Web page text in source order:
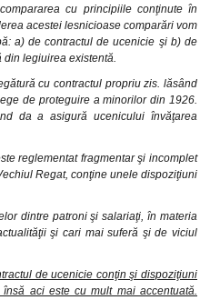
cu principiile conţinute în
acestei lesnicioase comparări vom
a) de contractul de ucenicie şi b) de
din legiuirea existentă.
cu contractul propriu zis. lăsând
de proteguire a minorilor din 1926.
da a asigură ucenicului învăţarea
reglementat fragmentar şi incomplet
Regat, conţine unele dispoziţiuni
dintre patroni şi salariaţi, în materia
şi cari mai suferă şi de viciul
de ucenicie conţin şi dispoziţiuni
aci este cu mult mai accentuată.